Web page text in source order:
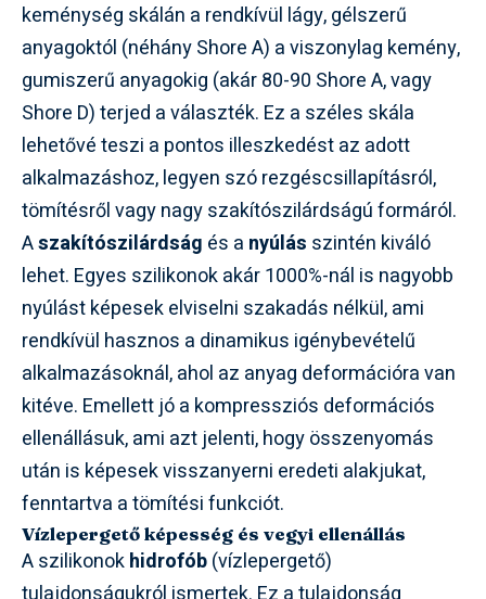
keménység skálán a rendkívül lágy, gélszerű
anyagoktól (néhány Shore A) a viszonylag kemény,
gumiszerű anyagokig (akár 80-90 Shore A, vagy
Shore D) terjed a választék. Ez a széles skála
lehetővé teszi a pontos illeszkedést az adott
alkalmazáshoz, legyen szó rezgéscsillapításról,
tömítésről vagy nagy szakítószilárdságú formáról.
Aszakítószilárdság és a nyúlás szintén kiváló
lehet. Egyes szilikonok akár 1000%-nál is nagyobb
nyúlást képesek elviselni szakadás nélkül, ami
rendkívül hasznos a dinamikus igénybevételű
alkalmazásoknál, ahol az anyag deformációra van
kitéve. Emellett jó a kompressziós deformációs
ellenállásuk, ami azt jelenti, hogy összenyomás
után is képesek visszanyerni eredeti alakjukat,
fenntartva a tömítési funkciót.
Vízlepergető képesség és vegyi ellenállás
A szilikonokhidrofób(vízlepergető)